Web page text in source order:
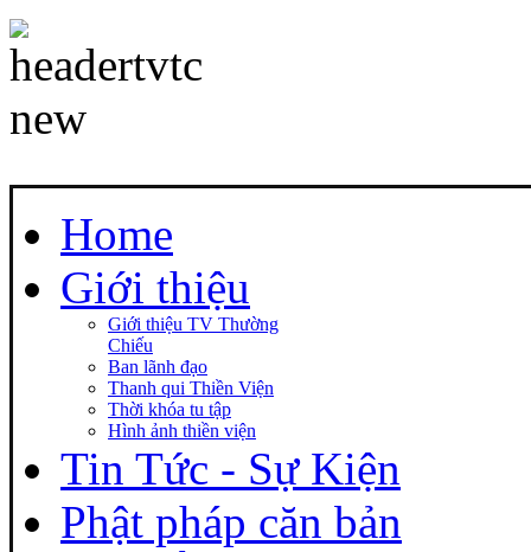
Home
Giới thiệu
Giới thiệu TV Thường
Chiếu
Ban lãnh đạo
Thanh qui Thiền Viện
Thời khóa tu tập
Hình ảnh thiền viện
Tin Tức - Sự Kiện
Phật pháp căn bản